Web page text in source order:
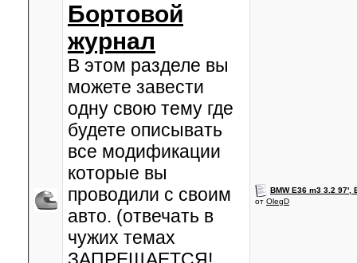
Бортовой
журнал
В этом разделе вы
можете завести
одну свою тему где
будете описывать
все модификации
которые вы
проводили с своим
авто. (отвечать в
чужих темах
BMW E36 m3 3.2 97',
от OlegD